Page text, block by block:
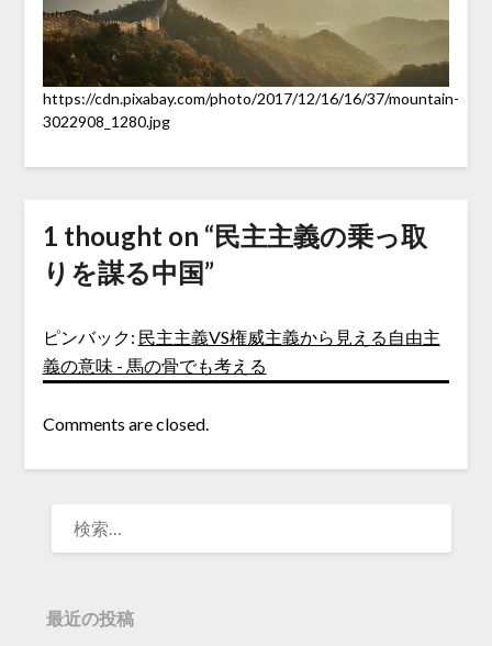
https://cdn.pixabay.com/photo/2017/12/16/16/37/mountain-
3022908_1280.jpg
1 thought on “民主主義の乗っ取
りを謀る中国”
ピンバック: 民主主義VS権威主義から見える自由主
義の意味 - 馬の骨でも考える
Comments are closed.
最近の投稿